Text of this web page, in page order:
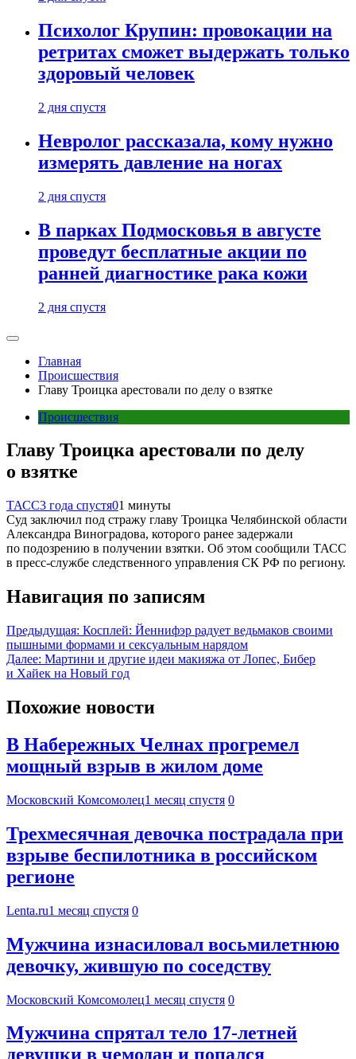
Психолог Крупин: провокации на
ретритах сможет выдержать только
здоровый человек
2 дня спустя
Невролог рассказала, кому нужно
измерять давление на ногах
2 дня спустя
В парках Подмосковья в августе
проведут бесплатные акции по
ранней диагностике рака кожи
2 дня спустя
Главная
Происшествия
Главу Троицка арестовали по делу о взятке
Происшествия
Главу Троицка арестовали по делу
о взятке
ТАСС3 года спустя01 минуты
Суд заключил под стражу главу Троицка Челябинской области
Александра Виноградова, которого ранее задержали
по подозрению в получении взятки. Об этом сообщили ТАСС
в пресс-службе следственного управления СК РФ по региону.
Навигация по записям
Предыдущая: Косплей: Йеннифэр радует ведьмаков своими
пышными формами и сексуальным нарядом
Далее: Мартини и другие идеи макияжа от Лопес, Бибер
и Хайек на Новый год
Похожие новости
В Набережных Челнах прогремел
мощный взрыв в жилом доме
Московский Комсомолец1 месяц спустя 0
Трехмесячная девочка пострадала при
взрыве беспилотника в российском
регионе
Lenta.ru1 месяц спустя 0
Мужчина изнасиловал восьмилетнюю
девочку, жившую по соседству
Московский Комсомолец1 месяц спустя 0
Мужчина спрятал тело 17-летней
девушки в чемодан и попался